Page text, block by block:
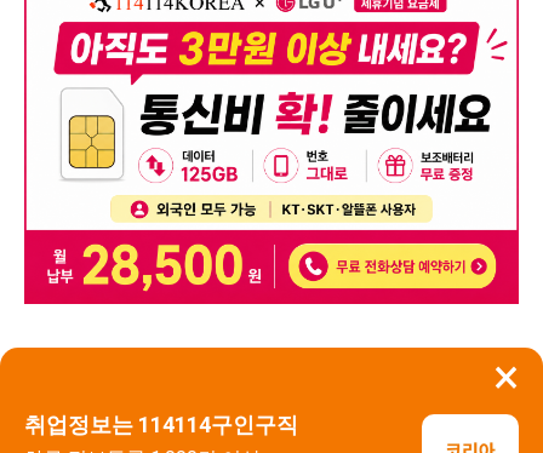
×
취업정보는 114114구인구직